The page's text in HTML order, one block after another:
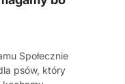
Społecznie
psów, który